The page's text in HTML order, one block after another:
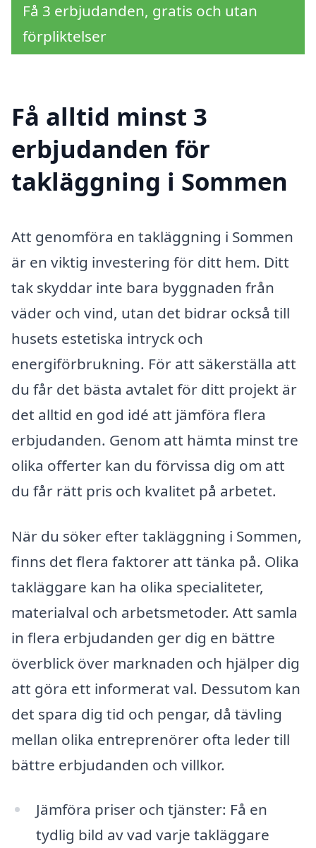
Få 3 erbjudanden, gratis och utan
förpliktelser
Få alltid minst 3
erbjudanden för
takläggning i Sommen
Att genomföra en takläggning i Sommen
är en viktig investering för ditt hem. Ditt
tak skyddar inte bara byggnaden från
väder och vind, utan det bidrar också till
husets estetiska intryck och
energiförbrukning. För att säkerställa att
du får det bästa avtalet för ditt projekt är
det alltid en god idé att jämföra flera
erbjudanden. Genom att hämta minst tre
olika offerter kan du förvissa dig om att
du får rätt pris och kvalitet på arbetet.
När du söker efter takläggning i Sommen,
finns det flera faktorer att tänka på. Olika
takläggare kan ha olika specialiteter,
materialval och arbetsmetoder. Att samla
in flera erbjudanden ger dig en bättre
överblick över marknaden och hjälper dig
att göra ett informerat val. Dessutom kan
det spara dig tid och pengar, då tävling
mellan olika entreprenörer ofta leder till
bättre erbjudanden och villkor.
Jämföra priser och tjänster: Få en
tydlig bild av vad varje takläggare